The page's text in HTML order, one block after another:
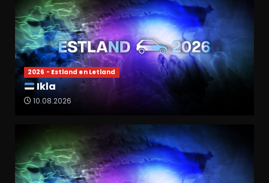
2026 - Estland en Letland
Ikla
10.08.2026